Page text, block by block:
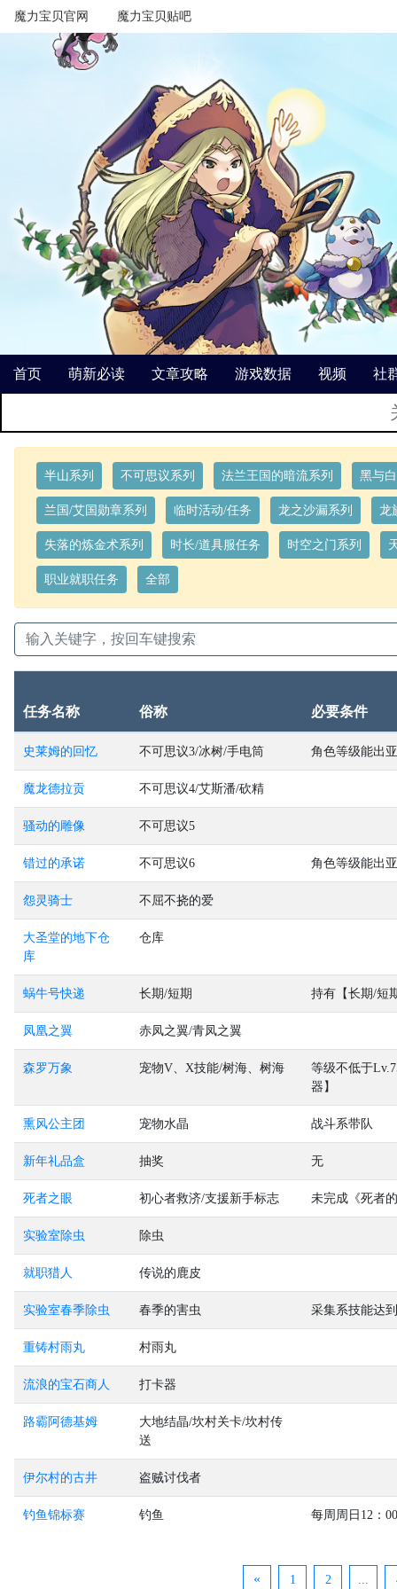
魔力宝贝官网 魔力宝贝贴吧
首页 萌新必读 文章攻略 游戏数据 视频 社
半山系列 不可思议系列 法兰王国的暗流系列 黑与
兰国/艾国勋章系列 临时活动/任务 龙之沙漏系列 龙
失落的炼金术系列 时长/道具服任务 时空之门系列
职业就职任务 全部
任务名称 俗称 必要条件
史莱姆的回忆 不可思议3/冰树/手电筒 角色等级能出
魔龙德拉贡 不可思议4/艾斯潘/砍精
骚动的雕像 不可思议5
错过的承诺 不可思议6 角色等级能出
怨灵骑士 不屈不挠的爱
大圣堂的地下仓
库
仓库
蜗牛号快递 长期/短期 持有【长期/短
凤凰之翼 赤凤之翼/青凤之翼
森罗万象 宠物V、X技能/树海、树海
等级不低于
器】
熏风公主团 宠物水晶 战斗系带队
新年礼品盒 抽奖 无
死者之眼 初心者救济/支援新手标志 未完成《死者
实验室除虫 除虫
就职猎人 传说的鹿皮
实验室春季除虫 春季的害虫 采集系技能达
重铸村雨丸 村雨丸
流浪的宝石商人 打卡器
路霸阿德基姆
大地结晶/坎村关卡/坎村传
送
伊尔村的古井 盗贼讨伐者
钓鱼锦标赛 钓鱼 每周周日12：
« 1 2 ...